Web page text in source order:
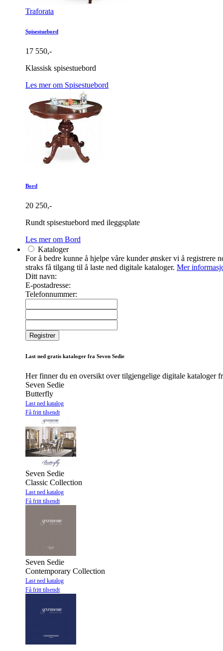
Traforata
Spisestuebord
17 550,-
Klassisk spisestuebord
Les mer om Spisestuebord
Bord
20 250,-
Rundt spisestuebord med ileggsplate
Les mer om Bord
Kataloger
For å bedre kunne å hjelpe våre kunder ønsker vi å
straks få tilgang til å laste ned digitale kataloger. Mer
Ditt navn:
E-postadresse:
Telefonnummer:
Last ned gratis kataloger fra Seven Sedie
Her finner du en oversikt over tilgjengelige digitale kataloger
Seven Sedie
Butterfly
Last ned katalog
Få fritt tilsendt
Seven Sedie
Classic Collection
Last ned katalog
Få fritt tilsendt
Seven Sedie
Contemporary Collection
Last ned katalog
Få fritt tilsendt